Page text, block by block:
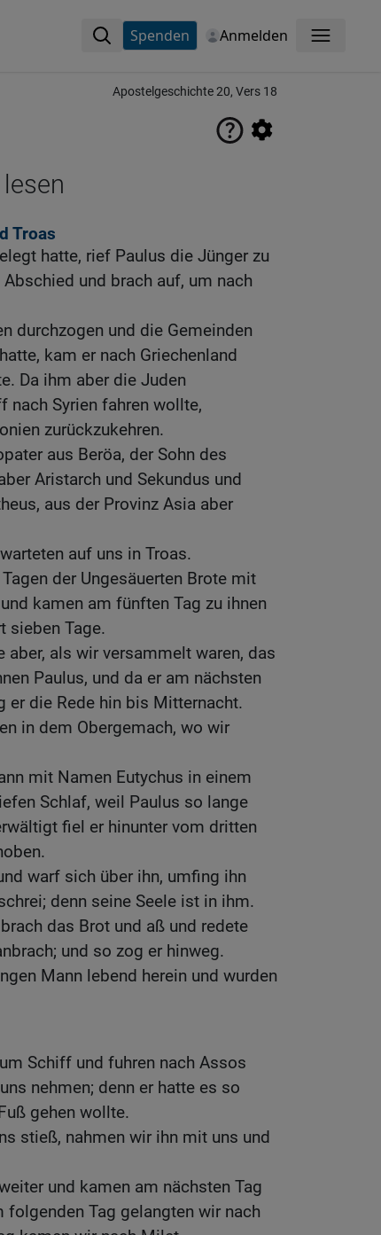
Spenden Anmelden Menü
Apostelgeschichte 20, Vers 18
Troas
hatte, rief Paulus die Jünger zu
und brach auf, um nach
durchzogen und die Gemeinden
kam er nach Griechenland
Da ihm aber die Juden
nach Syrien fahren wollte,
zurückzukehren.
aus Beröa, der Sohn des
Aristarch und Sekundus und
aus der Provinz Asia aber
auf uns in Troas.
der Ungesäuerten Brote mit
kamen am fünften Tag zu ihnen
sieben Tage.
aber, als wir versammelt waren, das
Paulus, und da er am nächsten
er die Rede hin bis Mitternacht.
in dem Obergemach, wo wir
mit Namen Eutychus in einem
Schlaf, weil Paulus so lange
fiel er hinunter vom dritten
warf sich über ihn, umfing ihn
denn seine Seele ist in ihm.
das Brot und aß und redete
und so zog er hinweg.
Mann lebend herein und wurden
Schiff und fuhren nach Assos
nehmen; denn er hatte es so
gehen wollte.
stieß, nahmen wir ihn mit uns und
und kamen am nächsten Tag
folgenden Tag gelangten wir nach